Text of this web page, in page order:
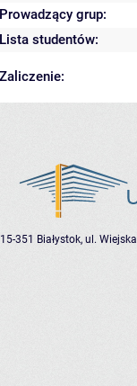
Prowadzący grup:
Lista studentów:
Zaliczenie:
15-351 Białystok, ul.